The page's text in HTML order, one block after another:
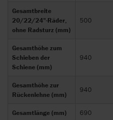
Gesamtbreite
20/22/24"-Räder,
ohne Radsturz (mm)
500
Gesamthöhe zum
Schieben der
Schiene (mm)
940
Gesamthöhe zur
Rückenlehne (mm)
940
Gesamtlänge (mm) 690